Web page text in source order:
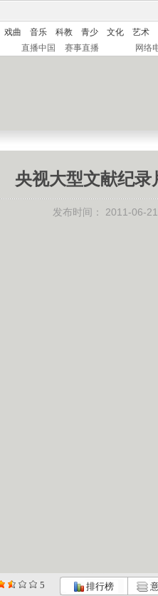
戏曲 音乐 科教 青少 文化
艺术
直播中国 赛事直播 网络
央视大型文献纪
发布时间： 2011-06-
5 排行榜